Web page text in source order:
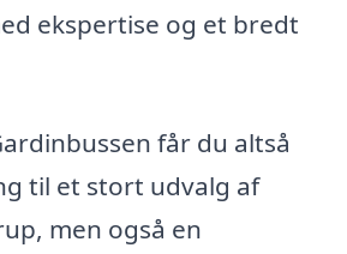
ekspertise og et bredt
får du altså
til et stort udvalg af
men også en